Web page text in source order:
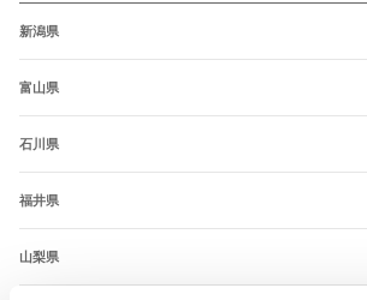
新潟県
富山県
石川県
福井県
山梨県